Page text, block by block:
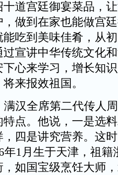
道宫廷御宴菜品，
做到在家也能做宫
吃到美味佳肴，从
宣讲中华传统文化
心来学习，增长知
来报效祖国。
汉全席第二代传人
点。他说，一是选
四是讲究营养。这
年1月生于天津，祖籍
如国宝级烹饪大师